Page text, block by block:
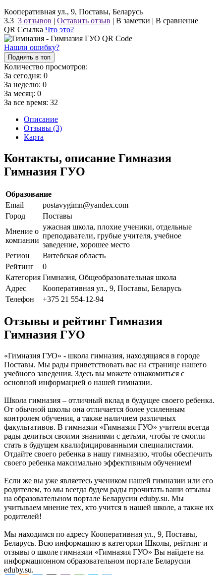
Кооперативная ул., 9, Поставы, Беларусь
3.3 3 отзывов | Оставить отзыв | В заметки | В сравнение
QR Ссылка Что это?
Нашли ошибку?
Поднять в топ
Количество просмотров:
За сегодня: 0
За неделю: 0
За месяц: 0
За все время: 32
Описание
Отзывы (3)
Карта
Контакты, описание Гимназия
Гимназия ГУО
Образование
Email
postavygimn@yandex.com
Город
Поставы
Мнение о
компании
ужасная школа, плохие ученики, отдельные
преподаватели, грубые учителя, учебное
заведение, хорошее место
Регион
Витебская область
Рейтинг
0
Категория Гимназия, Общеобразовательная школа
Адрес
Кооперативная ул., 9, Поставы, Беларусь
Телефон
+375 21 554-12-94
Отзывы и рейтинг Гимназия
Гимназия ГУО
«Гимназия ГУО» - школа гимназия, находящаяся в городе
Поставы. Мы рады приветствовать вас на странице нашего
учебного заведения. Здесь вы можете ознакомиться с
основной информацией о нашей гимназии.
Школа гимназия – отличный вклад в будущее своего ребенка.
От обычной школы она отличается более усиленным
контролем обучения, а также наличием различных
факультативов. В гимназии «Гимназия ГУО» учителя всегда
рады делиться своими знаниями с детьми, чтобы те смогли
стать в будущем квалифицированными специалистами.
Отдайте своего ребенка в нашу гимназию, чтобы обеспечить
своего ребенка максимально эффективным обучением!
Если же вы уже являетесь учеником нашей гимназии или его
родителем, то мы всегда будем рады прочитать ваши отзывы
на образовательном портале Беларусии eduby.su. Мы
учитываем мнение тех, кто учится в нашей школе, а также их
родителей!
Мы находимся по адресу Кооперативная ул., 9, Поставы,
Беларусь. Всю информацию в категории Школы, рейтинг и
отзывы о школе гимназии «Гимназия ГУО» Вы найдете на
информационном образовательном портале Беларусии
eduby.su.